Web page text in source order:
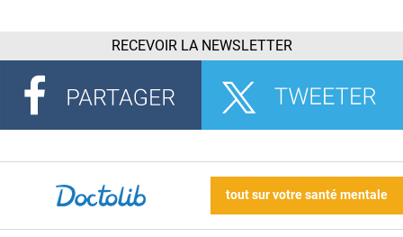
RECEVOIR LA NEWSLETTER
tout sur votre santé mentale